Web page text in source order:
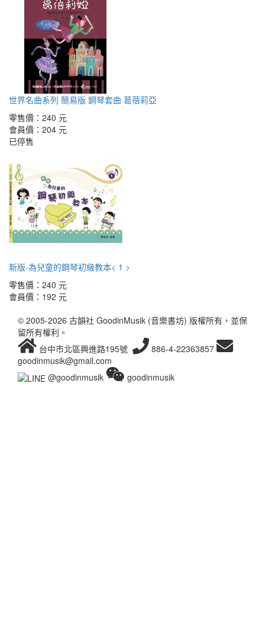
世界名曲系列 簡易版 鋼琴套曲 葛蓓莉亞
零售價： 240 元
會員價： 204 元
已停售
新版-為兒童的鋼琴初級教本< 1 >
零售價： 240 元
會員價： 192 元
© 2005-2026 古韻社 GoodinMusik (音樂書坊) 版權所有，並保
留所有權利。
台中市北區興進路195號
886-4-22363857
goodinmusik@gmail.com
@goodinmusik
goodinmusik